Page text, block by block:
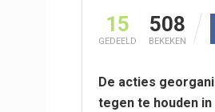
15
GEDEELD
508
BEKEKEN
De acties
tegen te houden